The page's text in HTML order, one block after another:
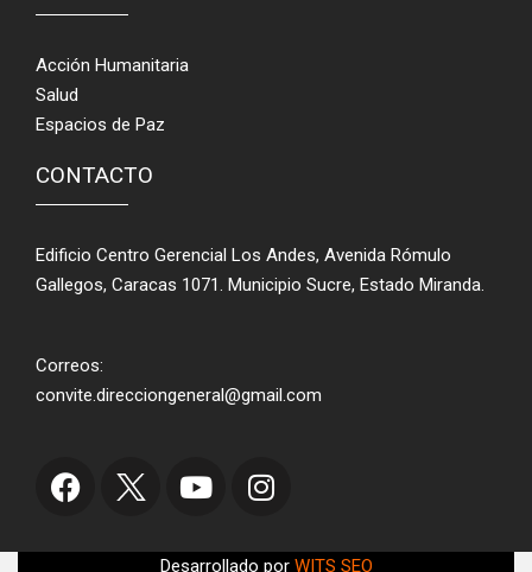
Acción Humanitaria
Salud
Espacios de Paz
CONTACTO
Edificio Centro Gerencial Los Andes, Avenida Rómulo
Gallegos, Caracas 1071. Municipio Sucre, Estado Miranda.
Correos:
convite.direcciongeneral@gmail.com
Desarrollado por WITS SEO